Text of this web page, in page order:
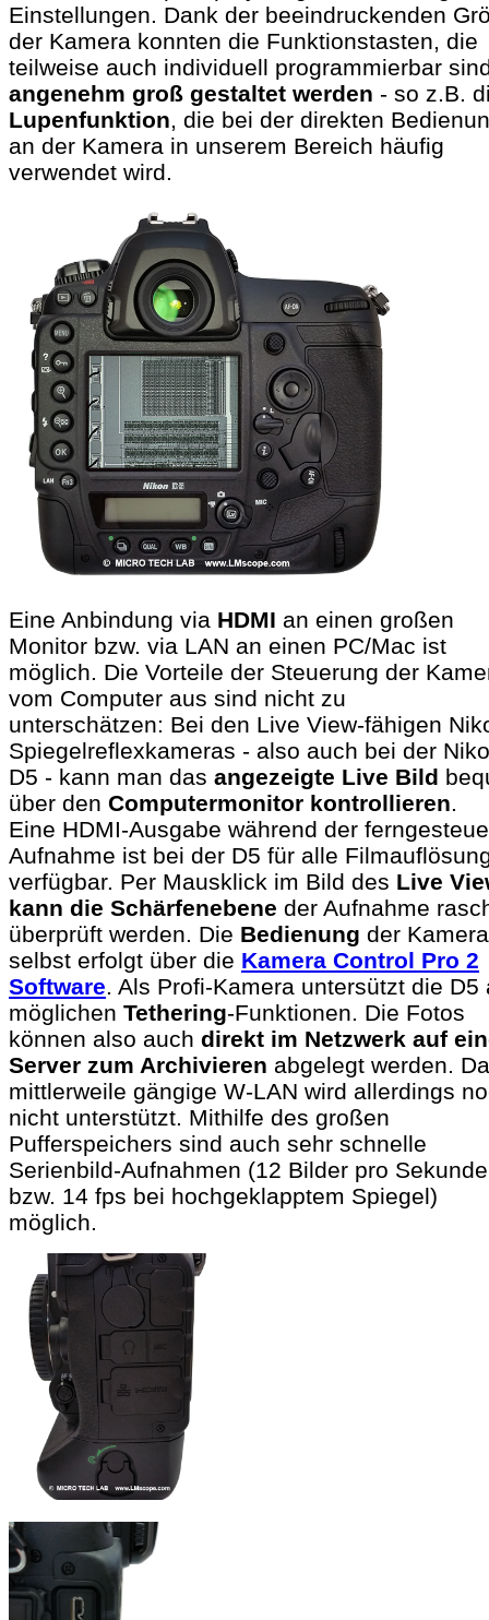
Einstellungen. Dank der beeindruckenden
der Kamera konnten die Funktionstasten, die
teilweise auch individuell programmierbar
angenehm groß gestaltet werden - so z.B.
Lupenfunktion, die bei der direkten
an der Kamera in unserem Bereich häufig
verwendet wird.
Eine Anbindung via HDMI an einen großen
Monitor bzw. via LAN an einen PC/Mac ist
möglich. Die Vorteile der Steuerung der
vom Computer aus sind nicht zu
unterschätzen: Bei den Live View-fähigen
Spiegelreflexkameras - also auch bei der
D5 - kann man das angezeigte Live Bild
über den Computermonitor kontrollieren.
Eine HDMI-Ausgabe während der
Aufnahme ist bei der D5 für alle
verfügbar. Per Mausklick im Bild des Live
kann die Schärfenebene der Aufnahme
überprüft werden. Die Bedienung der Kamera
selbst erfolgt über die Kamera Control Pro 2
Software. Als Profi-Kamera untersützt die D5
möglichen Tethering-Funktionen. Die Fotos
können also auch direkt im Netzwerk auf
Server zum Archivieren abgelegt werden.
mittlerweile gängige W-LAN wird allerdings
nicht unterstützt. Mithilfe des großen
Pufferspeichers sind auch sehr schnelle
Serienbild-Aufnahmen (12 Bilder pro Sekunde
bzw. 14 fps bei hochgeklapptem Spiegel)
möglich.